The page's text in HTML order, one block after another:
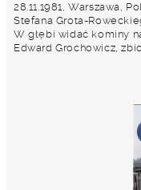
28.11.1981, Warszawa,
Stefana Grota-
W głębi widać kominy
Edward Grochowicz,